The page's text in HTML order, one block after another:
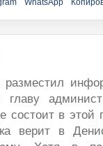
WhatsApp
разместил
главу
состоит в этой
верит в